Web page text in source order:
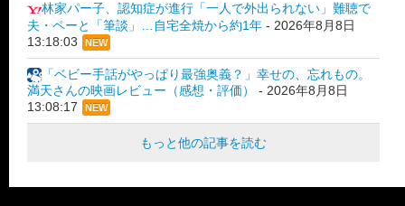
林家パー子、認知症が進行「一人で外出られない」難聴で
夫・ペーと「筆談」…自宅全焼から約1年 - 2026年8月8日
13:18:03
NEW
「ベビー手話がやっぱり最強奥義？」幸せの、忘れもの。
満天さんの映画レビュー（感想・評価）
- 2026年8月8日
13:08:17
NEW
もっと他の記事を読む